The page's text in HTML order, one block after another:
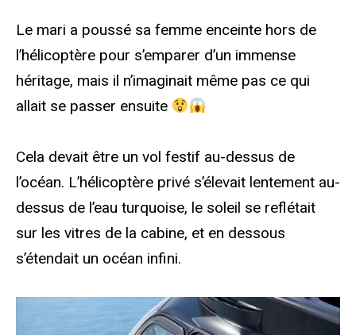
Le mari a poussé sa femme enceinte hors de
l’hélicoptère pour s’emparer d’un immense
héritage, mais il n’imaginait même pas ce qui
allait se passer ensuite
Cela devait être un vol festif au-dessus de
l’océan. L’hélicoptère privé s’élevait lentement au-
dessus de l’eau turquoise, le soleil se reflétait
sur les vitres de la cabine, et en dessous
s’étendait un océan infini.